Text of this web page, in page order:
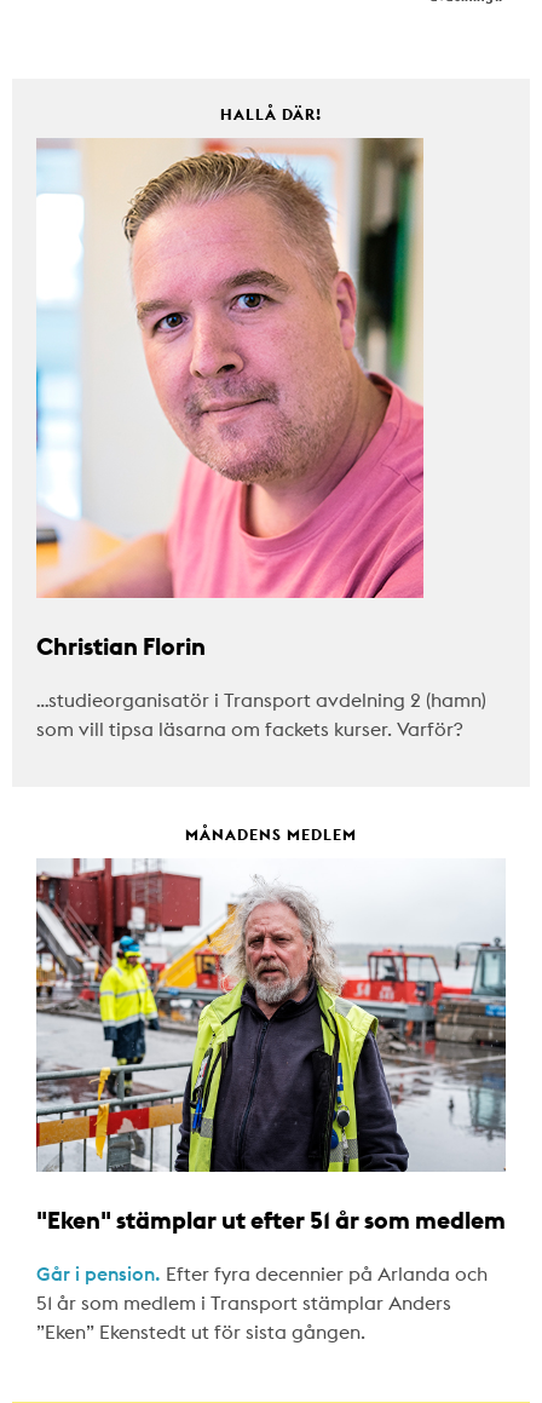
HALLÅ DÄR!
Christian Florin
…studieorganisatör i Transport avdelning 2 (hamn)
som vill tipsa läsarna om fackets kurser. Varför?
MÅNADENS MEDLEM
"Eken" stämplar ut efter 51 år som medlem
Går i pension. Efter fyra decennier på Arlanda och
51 år som medlem i Transport stämplar Anders
”Eken” Ekenstedt ut för sista gången.